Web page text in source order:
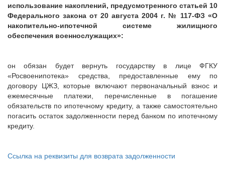
использование накоплений, предусмотренного статьей 10
Федерального закона от 20 августа 2004 г. № 117-ФЗ «О
накопительно-ипотечной системе жилищного
обеспечения военнослужащих»:
он обязан будет вернуть государству в лице ФГКУ
«Росвоенипотека» средства, предоставленные ему по
договору ЦЖЗ, которые включают первоначальный взнос и
ежемесячные платежи, перечисленные в погашение
обязательств по ипотечному кредиту, а также самостоятельно
погасить остаток задолженности перед банком по ипотечному
кредиту.
Ссылка на реквизиты для возврата задолженности